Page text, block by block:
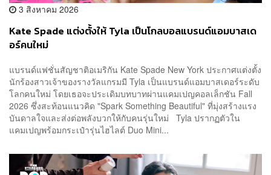
3 สิงหาคม 2026
Kate Spade แต่งตั้งให้ Tyla เป็นโกลบอลแบรนด์แอมบาสเด
อร์คนใหม่
แบรนด์แฟชั่นสัญชาติอเมริกัน Kate Spade New York ประกาศแต่งตั้ง
นักร้องสาวเจ้าของรางวัลแกรมมี Tyla เป็นแบรนด์แอมบาสเดอร์ระดับ
โลกคนใหม่ โดยเธอจะประเดิมบทบาทผ่านแคมเปญคอลเล็กชัน Fall
2026 ซึ่งสะท้อนแนวคิด "Spark Something Beautiful" ที่มุ่งสร้างแรง
บันดาลใจและส่งต่อพลังบวกให้กับคนรุ่นใหม่ Tyla ปรากฏตัวใน
แคมเปญพร้อมกระเป๋ารุ่นไฮไลต์ Duo Mini...